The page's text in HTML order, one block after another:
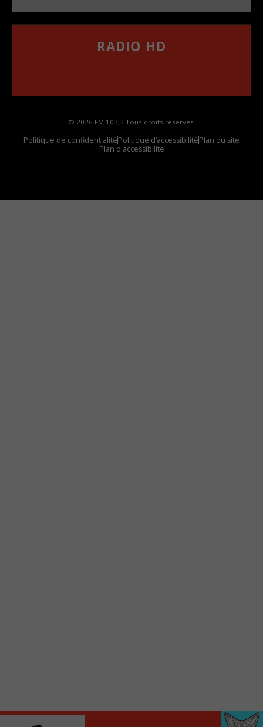
RADIO HD
© 2026 FM 103,3 Tous droits réservés.
Politique de confidentialitéPolitique d’accessibilitéPlan du site
Plan d'accessibilite